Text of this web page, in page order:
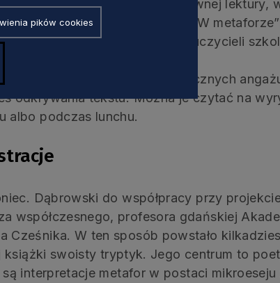
poezji, podręcznik kreatywnej lektury,
wszystko decyduje o tym, że „W
pomocą dydaktyczną dla nauczycieli
humoru oraz zabiegów retorycznych
odkrywania tekstu. Można je czytać na
albo podczas lunchu.
Dąbrowski do współpracy przy
współczesnego, profesora gdańskiej
Cześnika. W ten sposób powstało
swoisty tryptyk. Jego centrum to
są interpretacje metafor w postaci
pików cookies